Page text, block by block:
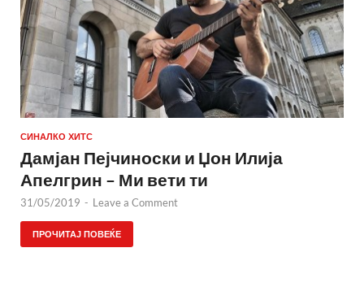
СИНАЛКО ХИТС
Дамјан Пејчиноски и Џон Илија
Апелгрин – Ми вети ти
31/05/2019 - Leave a Comment
ПРОЧИТАЈ ПОВЕЌЕ